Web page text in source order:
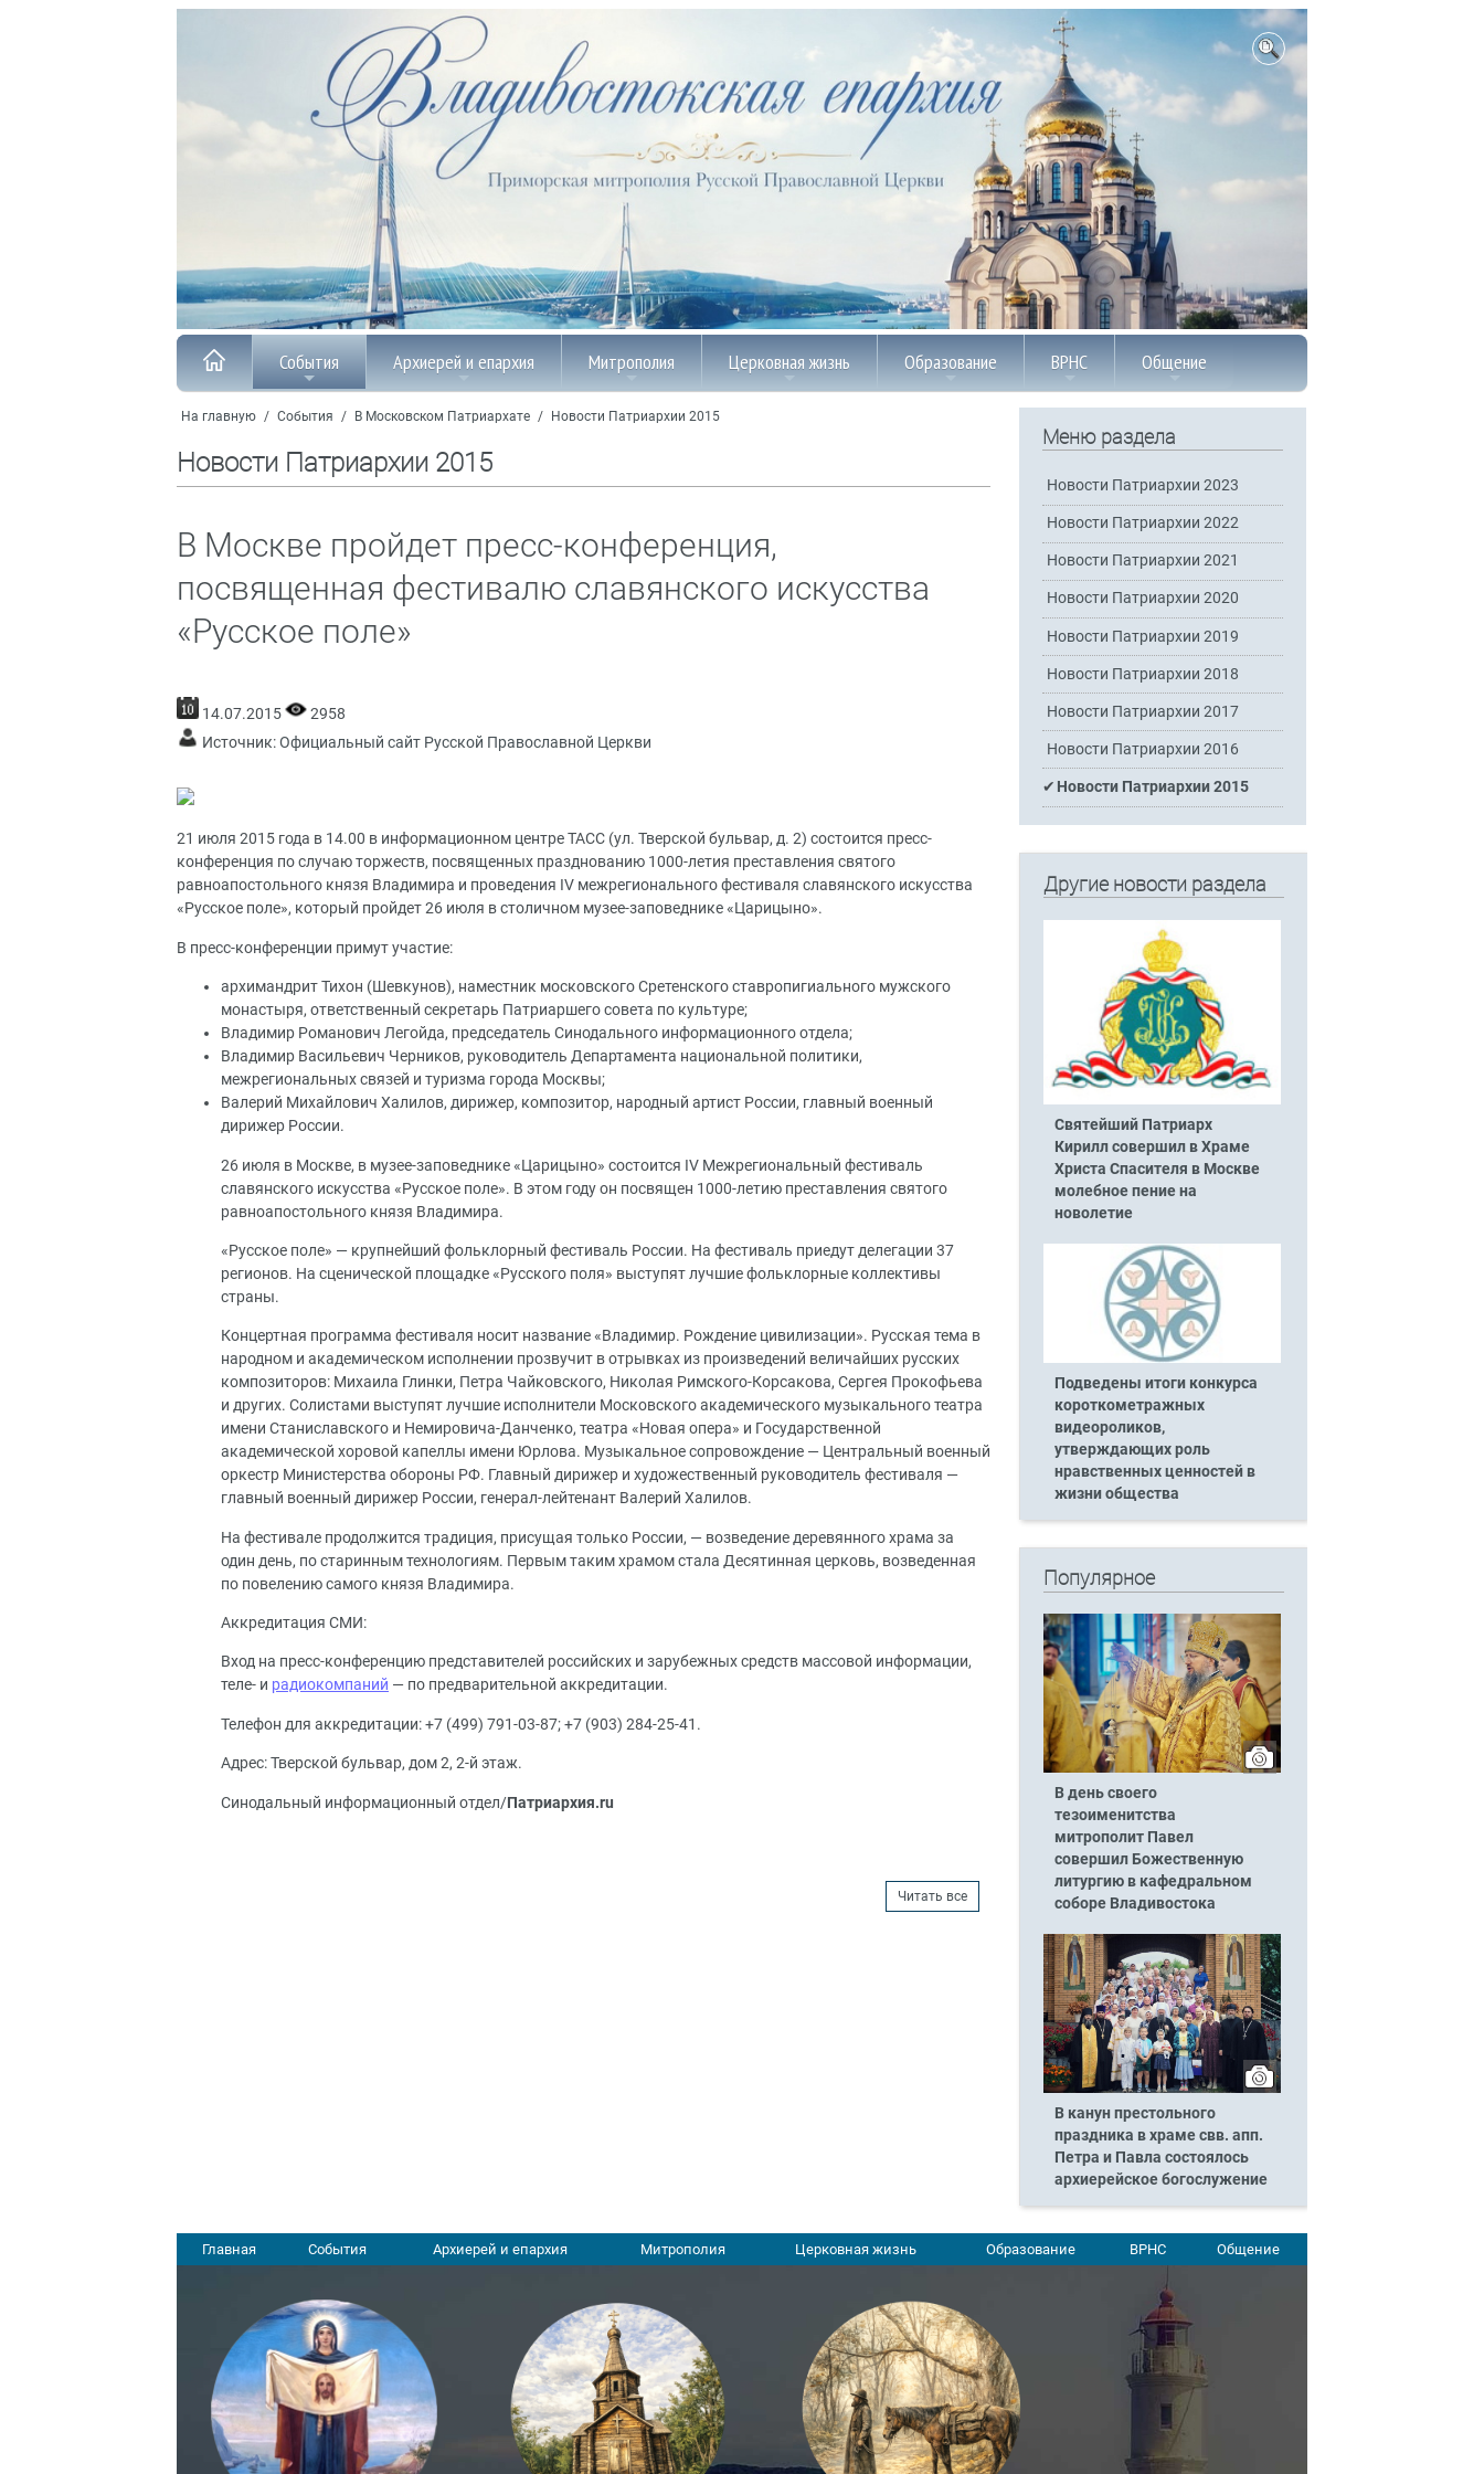
События Архиерей и епархия Митрополия Церковная жизнь Образование ВРНС Общение
На главную / События / В Московском Патриархате / Новости Патриархии 2015
Новости Патриархии 2015
В Москве пройдет пресс-конференция,
посвященная фестивалю славянского искусства
«Русское поле»
14.07.2015
2958
Источник:Официальный сайт Русской Православной Церкви
21 июля 2015 года в 14.00 в информационном центре ТАСС (ул. Тверской бульвар, д. 2) состоится пресс-
конференция по случаю торжеств, посвященных празднованию 1000-летия преставления святого
равноапостольного князя Владимира и проведения IV межрегионального фестиваля славянского искусства
«Русское поле», который пройдет 26 июля в столичном музее-заповеднике «Царицыно».
В пресс-конференции примут участие:
архимандрит Тихон (Шевкунов), наместник московского Сретенского ставропигиального мужского
монастыря, ответственный секретарь Патриаршего совета по культуре;
Владимир Романович Легойда, председатель Синодального информационного отдела;
Владимир Васильевич Черников, руководитель Департамента национальной политики,
межрегиональных связей и туризма города Москвы;
Валерий Михайлович Халилов, дирижер, композитор, народный артист России, главный военный
дирижер России.
26 июля в Москве, в музее-заповеднике «Царицыно» состоится IV Межрегиональный фестиваль
славянского искусства «Русское поле». В этом году он посвящен 1000-летию преставления святого
равноапостольного князя Владимира.
«Русское поле» — крупнейший фольклорный фестиваль России. На фестиваль приедут делегации 37
регионов. На сценической площадке «Русского поля» выступят лучшие фольклорные коллективы
страны.
Концертная программа фестиваля носит название «Владимир. Рождение цивилизации». Русская тема в
народном и академическом исполнении прозвучит в отрывках из произведений величайших русских
композиторов: Михаила Глинки, Петра Чайковского, Николая Римского-Корсакова, Сергея Прокофьева
и других. Солистами выступят лучшие исполнители Московского академического музыкального театра
имени Станиславского и Немировича-Данченко, театра «Новая опера» и Государственной
академической хоровой капеллы имени Юрлова. Музыкальное сопровождение — Центральный военный
оркестр Министерства обороны РФ. Главный дирижер и художественный руководитель фестиваля —
главный военный дирижер России, генерал-лейтенант Валерий Халилов.
На фестивале продолжится традиция, присущая только России, — возведение деревянного храма за
один день, по старинным технологиям. Первым таким храмом стала Десятинная церковь, возведенная
по повелению самого князя Владимира.
Аккредитация СМИ:
Вход на пресс-конференцию представителей российских и зарубежных средств массовой информации,
теле- и радиокомпаний — по предварительной аккредитации.
Телефон для аккредитации: +7 (499) 791-03-87; +7 (903) 284-25-41.
Адрес: Тверской бульвар, дом 2, 2-й этаж.
Синодальный информационный отдел/Патриархия.ru
Читать все
Меню раздела
Новости Патриархии 2023
Новости Патриархии 2022
Новости Патриархии 2021
Новости Патриархии 2020
Новости Патриархии 2019
Новости Патриархии 2018
Новости Патриархии 2017
Новости Патриархии 2016
Новости Патриархии 2015
Другие новости раздела
Святейший Патриарх
Кирилл совершил в Храме
Христа Спасителя в Москве
молебное пение на
новолетие
Подведены итоги конкурса
короткометражных
видеороликов,
утверждающих роль
нравственных ценностей в
жизни общества
Популярное
В день своего
тезоименитства
митрополит Павел
совершил Божественную
литургию в кафедральном
соборе Владивостока
В канун престольного
праздника в храме свв. апп.
Петра и Павла состоялось
архиерейское богослужение
Главная События Архиерей и епархия Митрополия Церковная жизнь Образование ВРНС Общение